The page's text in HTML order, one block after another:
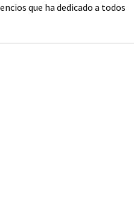
que ha dedicado a todos